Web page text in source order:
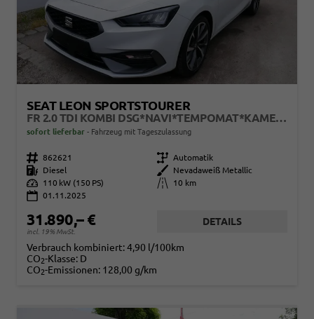
SEAT LEON SPORTSTOURER
FR 2.0 TDI KOMBI DSG*NAVI*TEMPOMAT*KAMERA*KEYLESS-GO*VIRTUAL COCKPIT*
sofort lieferbar Fahrzeug mit Tageszulassung
Fahrzeugnr. 862621 Getriebe
Automatik
Kraftstoff
Diesel Außenfarbe
Nevadaweiß Metallic
Leistung
110 kW (150 PS) Kilometerstand
10 km
01.11.2025
31.890,– €
incl. 19% MwSt.
DETAILS
Verbrauch kombiniert:4,90 l/100km
CO2-Klasse: D
CO2-Emissionen: 128,00 g/km